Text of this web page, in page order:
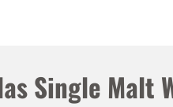
Single Malt